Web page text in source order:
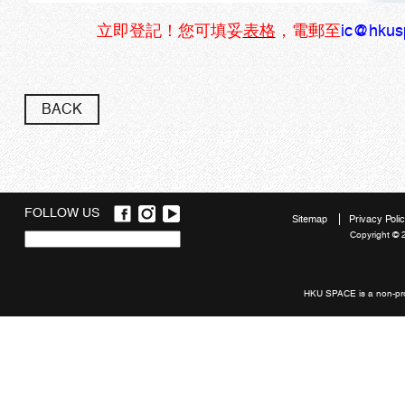
立即登記！您可填妥表格 ，電郵至ic
BACK
FOLLOW US
Sitemap Privacy
Copyright ©
HKU SPACE is a non-